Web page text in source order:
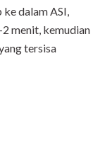
dalam ASI,
menit, kemudian
tersisa